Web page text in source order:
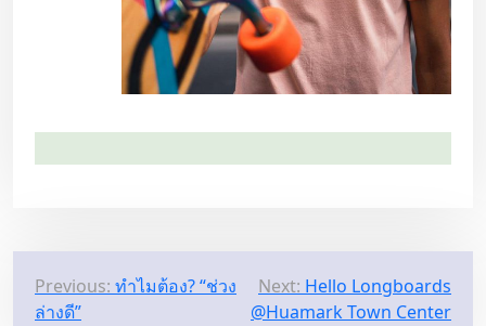
Previous: ทำไมต้อง? “ช่วง
ล่างดี”
Next: Hello Longboards
@Huamark Town Center